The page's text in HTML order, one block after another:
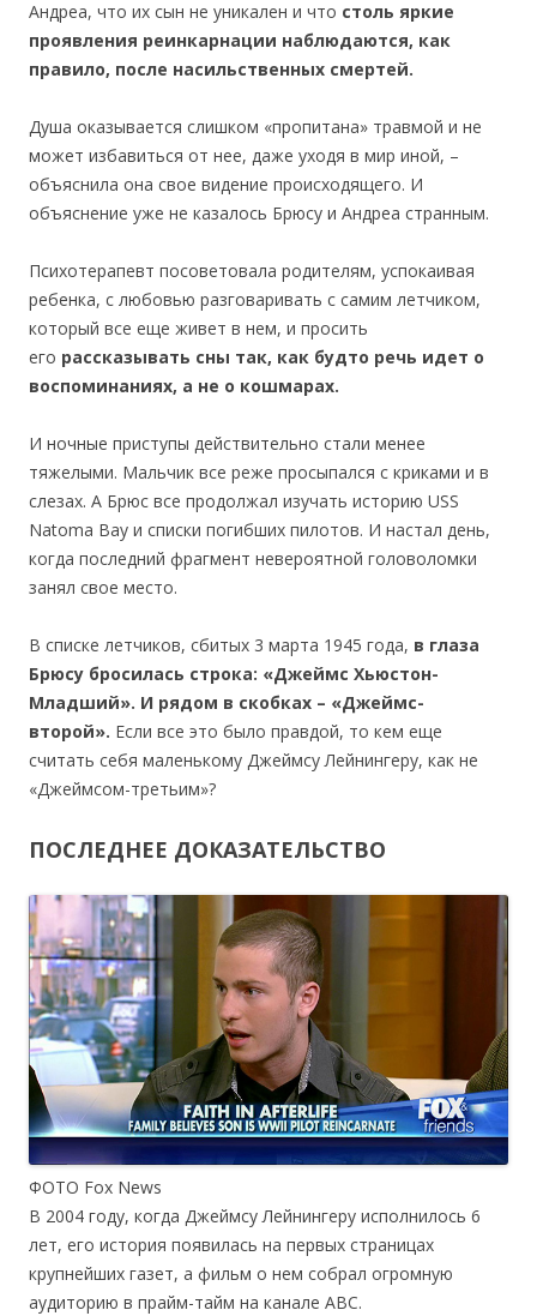
Андреа, что их сын не уникален и что столь яркие
проявления реинкарнации наблюдаются, как
правило, после насильственных смертей.
Душа оказывается слишком «пропитана» травмой и не
может избавиться от нее, даже уходя в мир иной, –
объяснила она свое видение происходящего. И
объяснение уже не казалось Брюсу и Андреа странным.
Психотерапевт посоветовала родителям, успокаивая
ребенка, с любовью разговаривать с самим летчиком,
который все еще живет в нем, и просить
его рассказывать сны так, как будто речь идет о
воспоминаниях, а не о кошмарах.
И ночные приступы действительно стали менее
тяжелыми. Мальчик все реже просыпался с криками и в
слезах. А Брюс все продолжал изучать историю USS
Natoma Bay и списки погибших пилотов. И настал день,
когда последний фрагмент невероятной головоломки
занял свое место.
В списке летчиков, сбитых 3 марта 1945 года, в глаза
Брюсу бросилась строка: «Джеймс Хьюстон-
Младший». И рядом в скобках – «Джеймс-
второй». Если все это было правдой, то кем еще
считать себя маленькому Джеймсу Лейнингеру, как не
«Джеймсом-третьим»?
ПОСЛЕДНЕЕ ДОКАЗАТЕЛЬСТВО
ФОТО Fox News
В 2004 году, когда Джеймсу Лейнингеру исполнилось 6
лет, его история появилась на первых страницах
крупнейших газет, а фильм о нем собрал огромную
аудиторию в прайм-тайм на канале ABC.